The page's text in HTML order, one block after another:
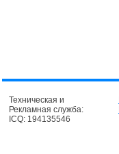
Техническая и
Рекламная служба:
ICQ: 194135546